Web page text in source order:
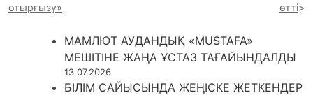
отырғызу»
өтті
МАМЛЮТ АУДАНДЫҚ «MUSTAFA»
МЕШІТІНЕ ЖАҢА ҰСТАЗ ТАҒАЙЫНДАЛДЫ
13.07.2026
БІЛІМ САЙЫСЫНДА ЖЕҢІСКЕ ЖЕТКЕНДЕР